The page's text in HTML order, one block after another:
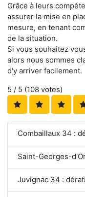
Grâce à leurs
assurer la mise en
mesure, en tenant
de la situation.
Si vous souhaitez
alors nous sommes
d'y arriver facilement.
5 / 5 (108 votes)
Combaillaux 34 :
Saint-Georges-
Juvignac 34 :